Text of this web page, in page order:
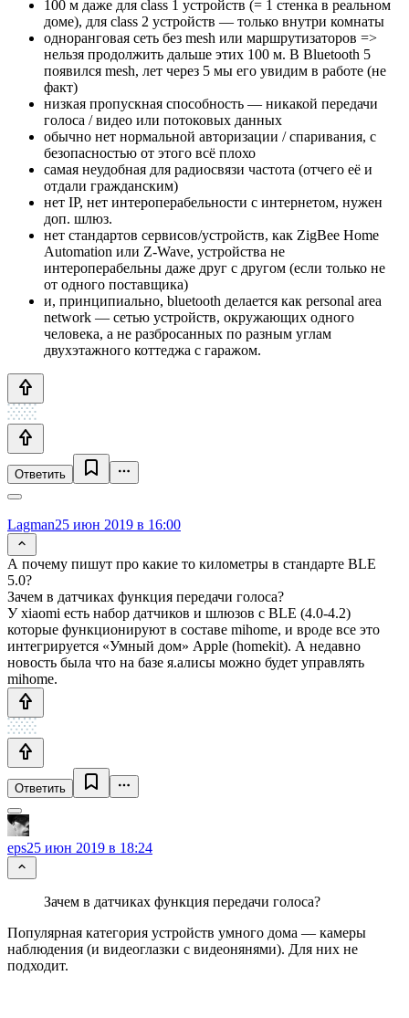
100 м даже для class 1 устройств (= 1 стенка в реальном
доме), для class 2 устройств — только внутри комнаты
одноранговая сеть без mesh или маршрутизаторов =>
нельзя продолжить дальше этих 100 м. В Bluetooth 5
появился mesh, лет через 5 мы его увидим в работе (не
факт)
низкая пропускная способность — никакой передачи
голоса / видео или потоковых данных
обычно нет нормальной авторизации / спаривания, с
безопасностью от этого всё плохо
самая неудобная для радиосвязи частота (отчего её и
отдали гражданским)
нет IP, нет интероперабельности с интернетом, нужен
доп. шлюз.
нет стандартов сервисов/устройств, как ZigBee Home
Automation или Z-Wave, устройства не
интероперабельны даже друг с другом (если только не
от одного поставщика)
и, принципиально, bluetooth делается как personal area
network — сетью устройств, окружающих одного
человека, а не разбросанных по разным углам
двухэтажного коттеджа с гаражом.
Ответить
Lagman25 июн 2019 в 16:00
А почему пишут про какие то километры в стандарте BLE
5.0?
Зачем в датчиках функция передачи голоса?
У xiaomi есть набор датчиков и шлюзов с BLE (4.0-4.2)
которые функционируют в составе mihome, и вроде все это
интегрируется «Умный дом» Apple (homekit). А недавно
новость была что на базе я.алисы можно будет управлять
mihome.
Ответить
eps25 июн 2019 в 18:24
Зачем в датчиках функция передачи голоса?
Популярная категория устройств умного дома — камеры
наблюдения (и видеоглазки с видеонянями). Для них не
подходит.